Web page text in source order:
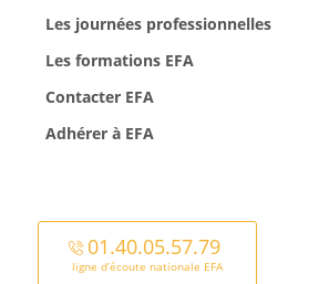
Les journées professionnelles
Les formations EFA
Contacter EFA
Adhérer à EFA
01.40.05.57.79
ligne d’écoute nationale EFA